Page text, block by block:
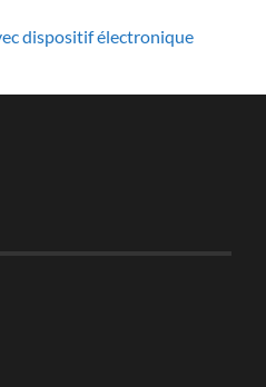
dispositif électronique